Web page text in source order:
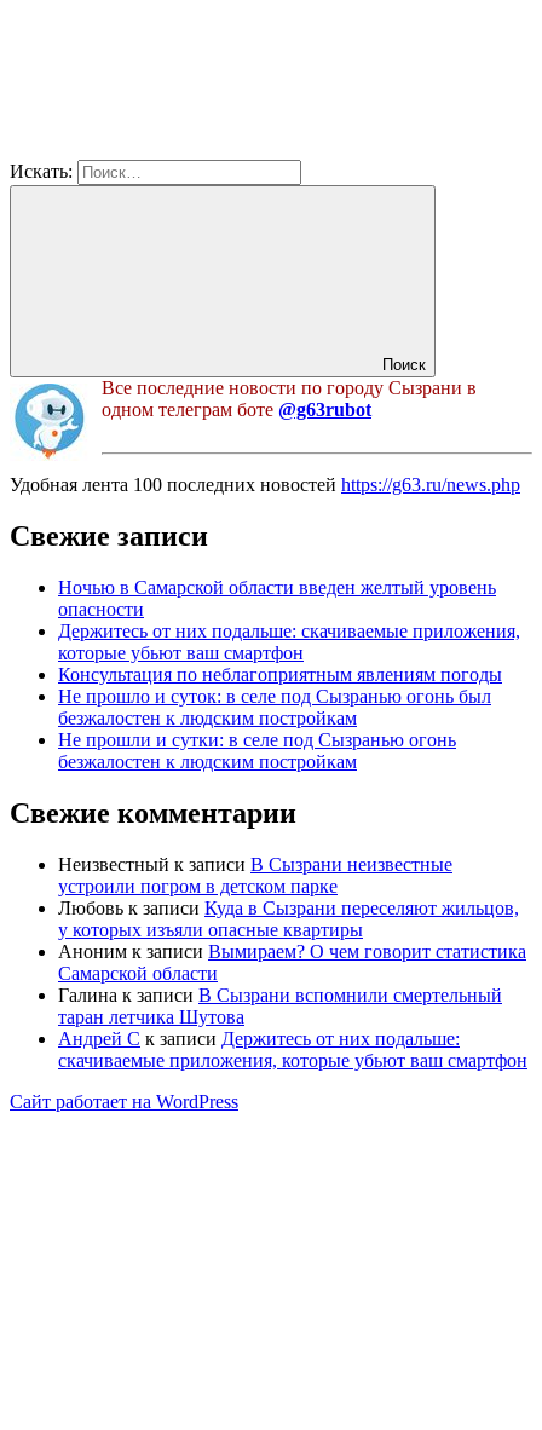
Искать:
Поиск
Все последние новости по городу Сызрани в
одном телеграм боте @g63rubot
Удобная лента 100 последних новостей https://g63.ru/news.php
Свежие записи
Ночью в Самарской области введен желтый уровень
опасности
Держитесь от них подальше: скачиваемые приложения,
которые убьют ваш смартфон
Консультация по неблагоприятным явлениям погоды
Не прошло и суток: в селе под Сызранью огонь был
безжалостен к людским постройкам
Не прошли и сутки: в селе под Сызранью огонь
безжалостен к людским постройкам
Свежие комментарии
Неизвестный к записи В Сызрани неизвестные
устроили погром в детском парке
Любовь к записи Куда в Сызрани переселяют жильцов,
у которых изъяли опасные квартиры
Аноним к записи Вымираем? О чем говорит статистика
Самарской области
Галина к записи В Сызрани вспомнили смертельный
таран летчика Шутова
Андрей С к записи Держитесь от них подальше:
скачиваемые приложения, которые убьют ваш смартфон
Сайт работает на WordPress